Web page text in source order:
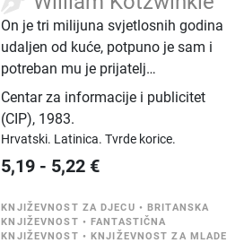
On je tri milijuna svjetlosnih godina
udaljen od kuće, potpuno je sam i
potreban mu je prijatelj…
Centar za informacije i publicitet
(CIP), 1983.
Hrvatski. Latinica.Tvrde korice.
5,19 - 5,22 €
KNJIŽEVNOST ZA DJECU •BRITANSKA
KNJIŽEVNOST •FANTASTIČNA
KNJIŽEVNOST •KNJIŽEVNOST ZA MLADE